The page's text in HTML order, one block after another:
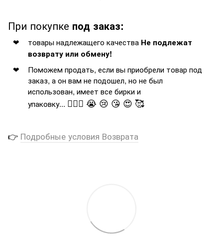
При покупке под заказ:
товары надлежащего качества Не подлежат
возврату или обмену!
Поможем продать, если вы приобрели товар под
заказ, а он вам не подошел, но не был
использован, имеет все бирки и
упаковку... 🤦🏻‍♂️ 😭 😢 😘 😍 🥰
👉 Подробные условия Возврата